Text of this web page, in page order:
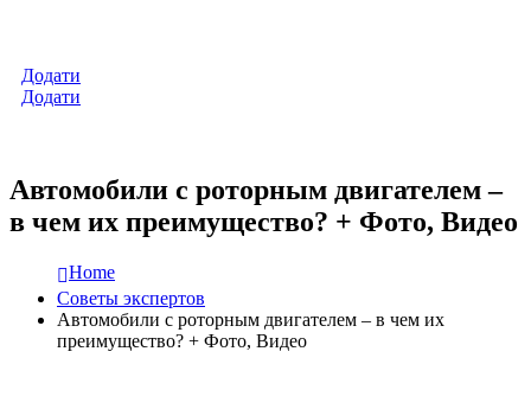
Додати
Додати
Автомобили с роторным двигателем –
в чем их преимущество? + Фото, Видео
Home
Советы экспертов
Автомобили с роторным двигателем – в чем их
преимущество? + Фото, Видео